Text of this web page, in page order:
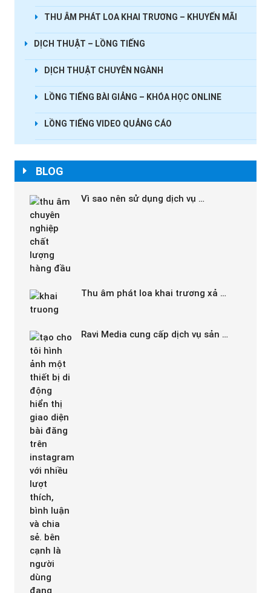
THU ÂM PHÁT LOA KHAI TRƯƠNG – KHUYẾN MÃI
DỊCH THUẬT – LỒNG TIẾNG
DỊCH THUẬT CHUYÊN NGÀNH
LỒNG TIẾNG BÀI GIẢNG – KHÓA HỌC ONLINE
LỒNG TIẾNG VIDEO QUẢNG CÁO
BLOG
Vì sao nên sử dụng dịch vụ …
Thu âm phát loa khai trương xả …
Ravi Media cung cấp dịch vụ sản …